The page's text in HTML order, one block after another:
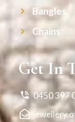
Bangles
Chains
Get In
0450 397